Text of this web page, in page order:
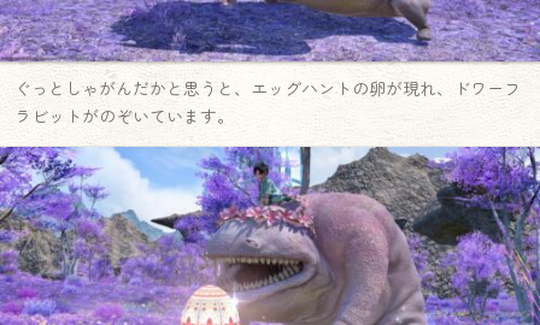
ぐっとしゃがんだかと思うと、エッグハントの卵が現れ、ドワーフ
ラビットがのぞいています。